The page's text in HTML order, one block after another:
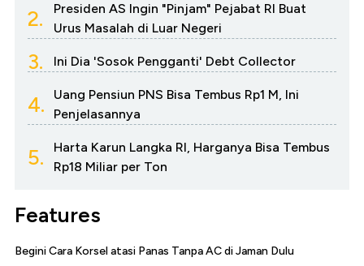
2.
Presiden AS Ingin "Pinjam" Pejabat RI Buat
Urus Masalah di Luar Negeri
3. Ini Dia 'Sosok Pengganti' Debt Collector
4.
Uang Pensiun PNS Bisa Tembus Rp1 M, Ini
Penjelasannya
5.
Harta Karun Langka RI, Harganya Bisa Tembus
Rp18 Miliar per Ton
Features
Begini Cara Korsel atasi Panas Tanpa AC di Jaman Dulu